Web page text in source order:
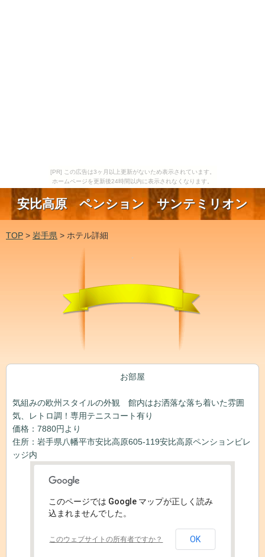
[PR] この広告は3ヶ月以上更新がないため表示されています。
ホームページを更新後24時間以内に表示されなくなります。
安比高原 ペンション サンテミリオン
TOP > 岩手県 > ホテル詳細
お部屋
気組みの欧州スタイルの外観 館内はお洒落な落ち着いた雰囲
気、レトロ調！専用テニスコート有り
価格：7880円より
住所：岩手県八幡平市安比高原605-119安比高原ペンションビレ
ッジ内
このページでは Google マップが正しく読み
込まれませんでした。
このウェブサイトの所有者ですか？ OK